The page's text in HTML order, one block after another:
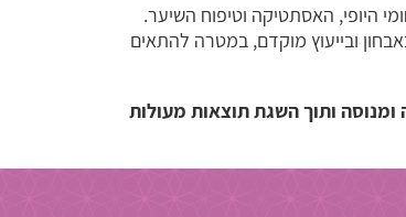
היופי, האסתטיקה וטיפוח השיער.
ובייעוץ מוקדם, במטרה להתאים
ותוך השגת תוצאות מעולות